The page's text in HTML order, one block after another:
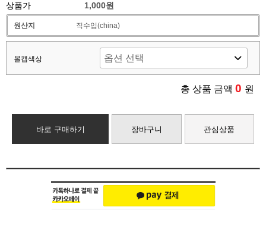
상품가
1,000원
원산지 직수입(china)
볼캡색상
총 상품 금액 0 원
바로 구매하기 장바구니 관심상품